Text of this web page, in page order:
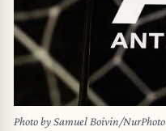
Photo by Samuel Boivin/NurPhoto